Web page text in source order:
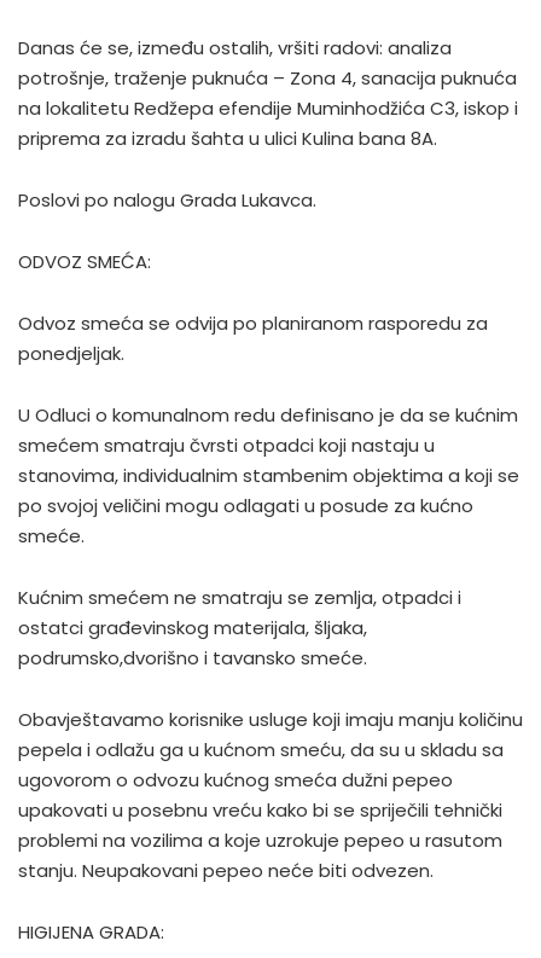
Danas će se, između ostalih, vršiti radovi: analiza
potrošnje, traženje puknuća – Zona 4, sanacija puknuća
na lokalitetu Redžepa efendije Muminhodžića C3, iskop i
priprema za izradu šahta u ulici Kulina bana 8A.
Poslovi po nalogu Grada Lukavca.
ODVOZ SMEĆA:
Odvoz smeća se odvija po planiranom rasporedu za
ponedjeljak.
U Odluci o komunalnom redu definisano je da se kućnim
smećem smatraju čvrsti otpadci koji nastaju u
stanovima, individualnim stambenim objektima a koji se
po svojoj veličini mogu odlagati u posude za kućno
smeće.
Kućnim smećem ne smatraju se zemlja, otpadci i
ostatci građevinskog materijala, šljaka,
podrumsko,dvorišno i tavansko smeće.
Obavještavamo korisnike usluge koji imaju manju količinu
pepela i odlažu ga u kućnom smeću, da su u skladu sa
ugovorom o odvozu kućnog smeća dužni pepeo
upakovati u posebnu vreću kako bi se spriječili tehnički
problemi na vozilima a koje uzrokuje pepeo u rasutom
stanju. Neupakovani pepeo neće biti odvezen.
HIGIJENA GRADA: